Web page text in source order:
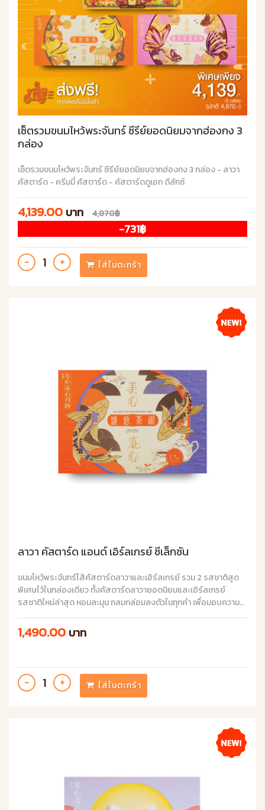
เซ็ตรวมขนมไหว้พระจันทร์ ซีรีย์ยอดนิยมจากฮ่องกง 3
กล่อง
เซ็ตรวมขนมไหว้พระจันทร์ ซีรีย์ยอดนิยมจากฮ่องกง 3 กล่อง - ลาวา
คัสตาร์ด - ครีมมี่ คัสตาร์ด - คัสตาร์ดดูเอท ดีลักซ์
4,139.00 บาท 4,870฿
-731฿
ใส่ในตะกร้า
ลาวา คัสตาร์ด แอนด์ เอิร์ลเกรย์ ซีเล็กชัน
ขนมไหว้พระจันทร์ไส้คัสตาร์ดลาวาและเอิร์ลเกรย์ รวม 2 รสชาติสุด
พิเศษไว้ในกล่องเดียว ทั้งคัสตาร์ดลาวายอดนิยมและเอิร์ลเกรย์
รสชาติใหม่ล่าสุด หอมละมุน กลมกล่อมลงตัวในทุกคำ เพื่อมอบความ
สุขและความประทับใจในเทศกาลไหว้พระจันทร์นี้
1,490.00 บาท
ใส่ในตะกร้า